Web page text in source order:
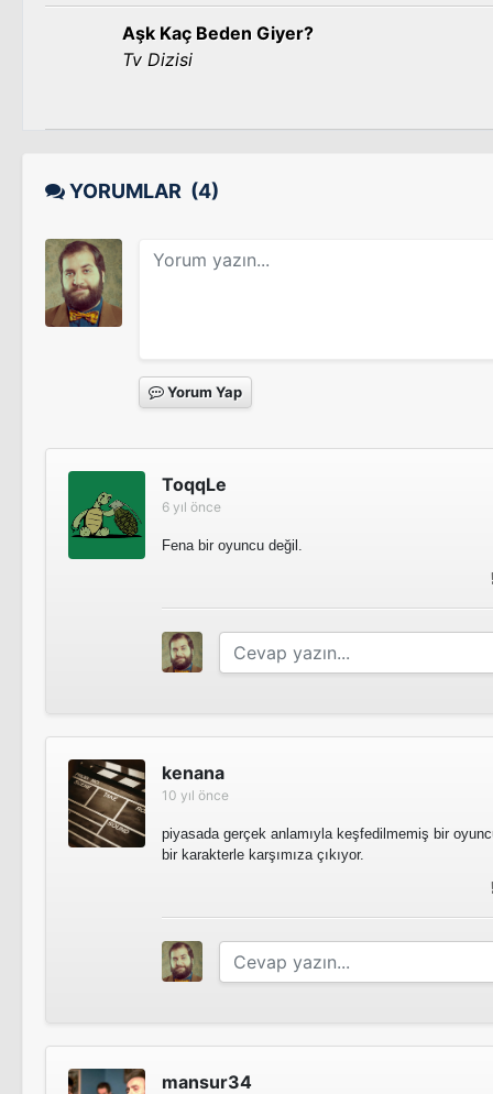
Aşk Kaç Beden Giyer?
Tv Dizisi
YORUMLAR (4)
Yorum Yap
ToqqLe
6 yıl önce
Fena bir oyuncu değil.
kenana
10 yıl önce
piyasada gerçek anlamıyla keşfedilmemiş bir
bir karakterle karşımıza çıkıyor.
mansur34